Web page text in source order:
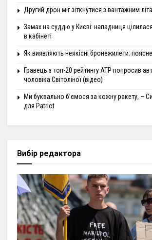
Другий дрон міг зіткнутися з вантажним
Замах на суддю у Києві: нападниця
в кабінеті
Як виявляють неякісні бронежилети:
Гравець з топ-20 рейтингу ATP попросив
чоловіка Світоліної (відео)
Ми буквально б’ємося за кожну ракету, –
для Patriot
Вибір редактора